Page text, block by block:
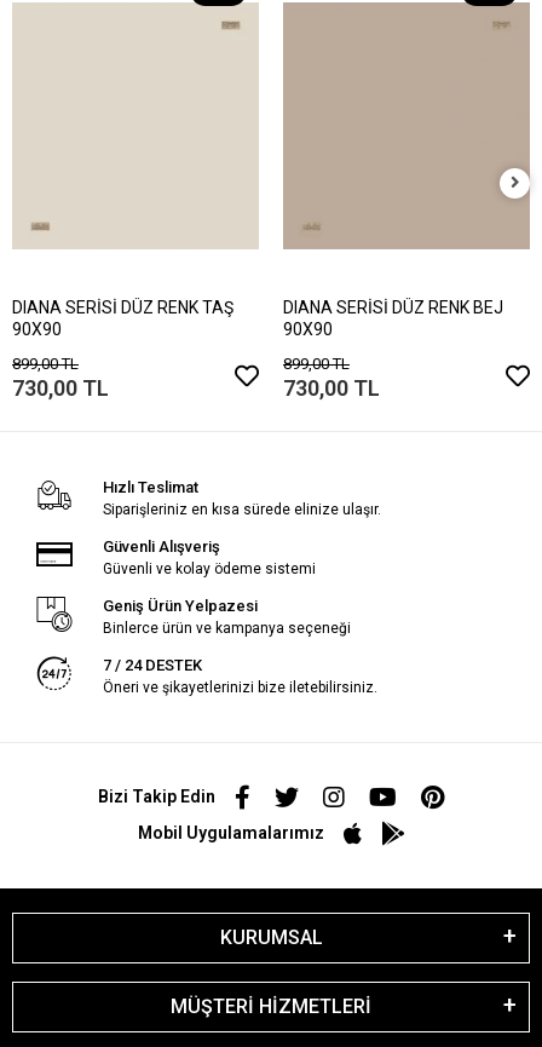
DIANA SERİSİ DÜZ RENK TAŞ
90X90
899,00 TL
730,00 TL
DIANA SERİSİ DÜZ RENK BEJ
90X90
899,00 TL
730,00 TL
Hızlı Teslimat
Siparişleriniz en kısa sürede elinize ulaşır.
Güvenli Alışveriş
Güvenli ve kolay ödeme sistemi
Geniş Ürün Yelpazesi
Binlerce ürün ve kampanya seçeneği
7 / 24 DESTEK
Öneri ve şikayetlerinizi bize iletebilirsiniz.
Bizi Takip Edin
Mobil Uygulamalarımız
KURUMSAL
MÜŞTERİ HİZMETLERİ